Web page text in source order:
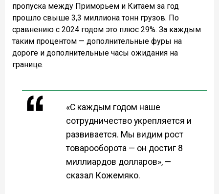
пропуска между Приморьем и Китаем за год
прошло свыше 3,3 миллиона тонн грузов. По
сравнению с 2024 годом это плюс 29%. За каждым
таким процентом — дополнительные фуры на
дороге и дополнительные часы ожидания на
границе.
«С каждым годом наше
сотрудничество укрепляется и
развивается. Мы видим рост
товарооборота — он достиг 8
миллиардов долларов», —
сказал Кожемяко.